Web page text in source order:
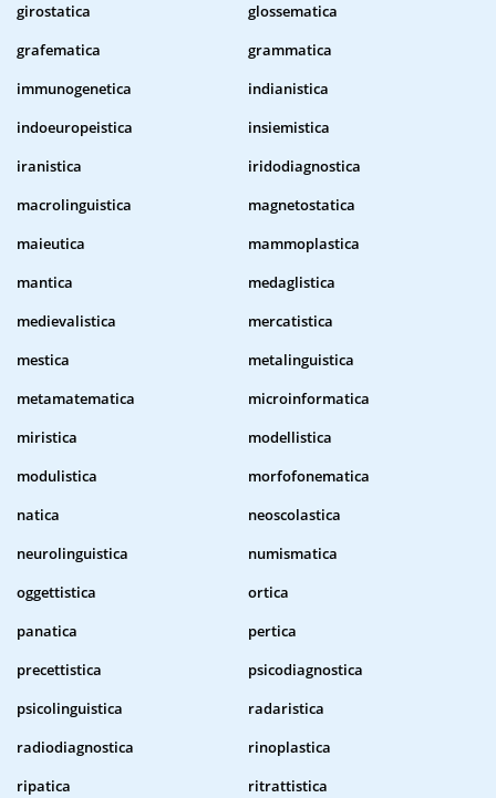
girostatica
glossematica
grafematica
grammatica
immunogenetica
indianistica
indoeuropeistica
insiemistica
iranistica
iridodiagnostica
macrolinguistica
magnetostatica
maieutica
mammoplastica
mantica
medaglistica
medievalistica
mercatistica
mestica
metalinguistica
metamatematica
microinformatica
miristica
modellistica
modulistica
morfofonematica
natica
neoscolastica
neurolinguistica
numismatica
oggettistica
ortica
panatica
pertica
precettistica
psicodiagnostica
psicolinguistica
radaristica
radiodiagnostica
rinoplastica
ripatica
ritrattistica